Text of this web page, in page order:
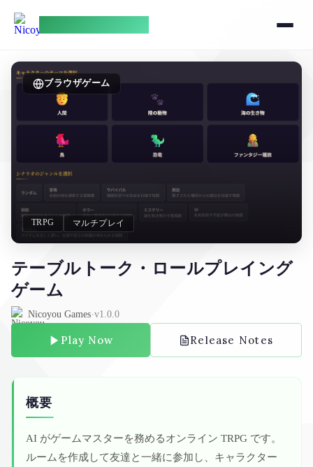
ブラウザゲーム
TRPG マルチプレイ
テーブルトーク・ロールプレイング
ゲーム
Nicoyou Games·v1.0.0
Play Now Release Notes
概要
AI がゲームマスターを務めるオンライン TRPG です。
ルームを作成して友達と一緒に参加し、キャラクター